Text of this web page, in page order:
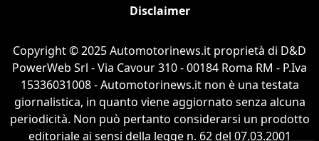
Disclaimer
Copyright © 2025 Automotorinews.it proprietà di D&D
PowerWeb Srl - Via Cavour 310 - 00184 Roma RM - P.Iva
15336031008 - Automotorinews.it non è una testata
giornalistica, in quanto viene aggiornato senza alcuna
periodicità. Non può pertanto considerarsi un prodotto
editoriale ai sensi della legge n. 62 del 07.03.2001